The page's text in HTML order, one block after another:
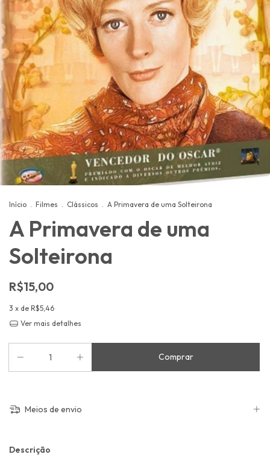
Início . Filmes . Clássicos . A Primavera de uma Solteirona
A Primavera de uma
Solteirona
R$15,00
3 x de R$5,46
Ver mais detalhes
Meios de envio
Descrição